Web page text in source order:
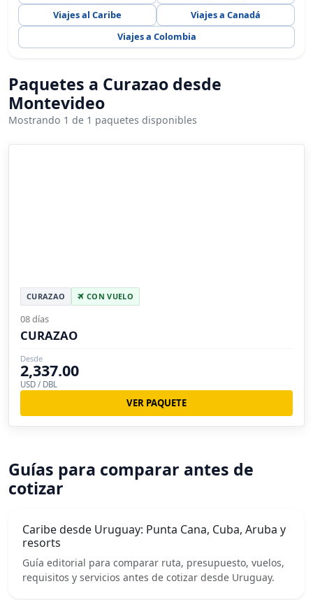
Viajes al Caribe
Viajes a Canadá
Viajes a Colombia
Paquetes a Curazao desde
Montevideo
Mostrando 1 de 1 paquetes disponibles
CURAZAO CON VUELO
08 días
CURAZAO
Desde
2,337.00
USD / DBL
VER PAQUETE
Guías para comparar antes de
cotizar
Caribe desde Uruguay: Punta Cana, Cuba, Aruba y
resorts
Guía editorial para comparar ruta, presupuesto, vuelos,
requisitos y servicios antes de cotizar desde Uruguay.